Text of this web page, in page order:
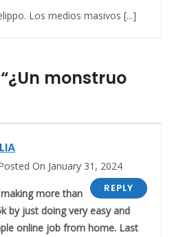
Los medios masivos [...]
monstruo
On January 31, 2024
REPLY
making more than
by just doing very easy and
online job from home. Last